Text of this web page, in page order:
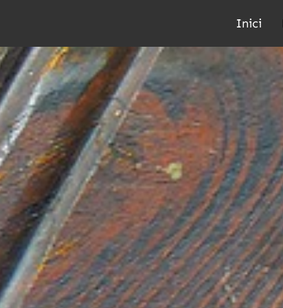
Inici